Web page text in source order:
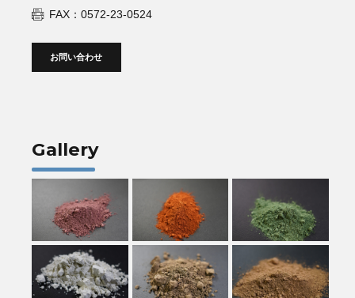
FAX：0572-23-0524
お問い合わせ
Gallery